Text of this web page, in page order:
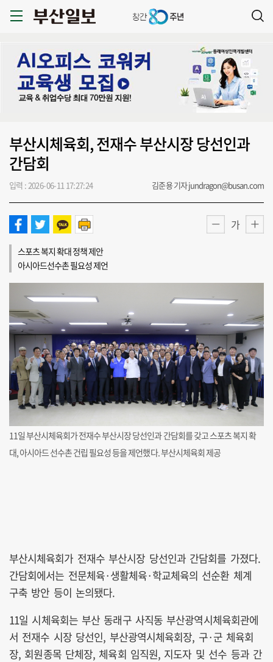
부산시체육회, 전재수 부산시장 당선인과
간담회
입력 : 2026-06-11 17:27:24 김준용 기자 jundragon@busan.com
가
스포츠 복지 확대 정책 제안
아시아드선수촌 필요성 제언
11일 부산시체육회가 전재수 부산시장 당선인과 간담회를 갖고 스포츠 복지 확
대, 아시아드 선수촌 건립 필요성 등을 제언했다. 부산시체육회 제공
부산시체육회가 전재수 부산시장 당선인과 간담회를 가졌다.
간담회에서는 전문체육·생활체육·학교체육의 선순환 체계
구축 방안 등이 논의됐다.
11일 시체육회는 부산 동래구 사직동 부산광역시체육회관에
서 전재수 시장 당선인, 부산광역시체육회장, 구·군 체육회
장, 회원종목 단체장, 체육회 임직원, 지도자 및 선수 등과 간